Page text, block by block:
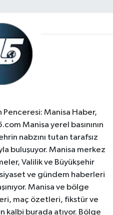
Penceresi: Manisa Haber,
Manisa yerel basınının
nabzını tutan tarafsız
buluşuyor. Manisa merkez
Valilik ve Büyükşehir
ve gündem haberleri
Manisa ve bölge
maç özetleri, fikstür ve
kalbi burada atıyor. Bölge